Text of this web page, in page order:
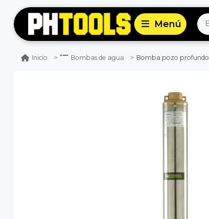
Inicio Bombas de agua Bomba pozo profundo